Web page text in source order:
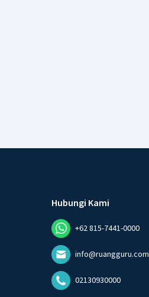
Hubungi Kami
+62 815-7441-0000
info@ruangguru.com
02130930000